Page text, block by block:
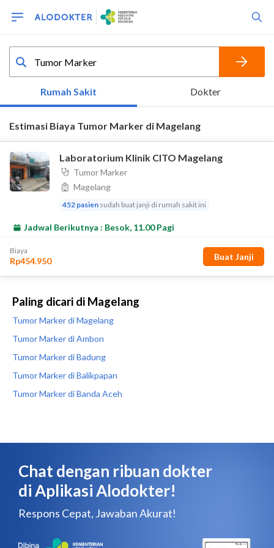
Paling dicari di Magelang
Tumor Marker di Magelang
Tumor Marker di Ambon
Tumor Marker di Badung
Tumor Marker di Balikpapan
Tumor Marker di Banda Aceh